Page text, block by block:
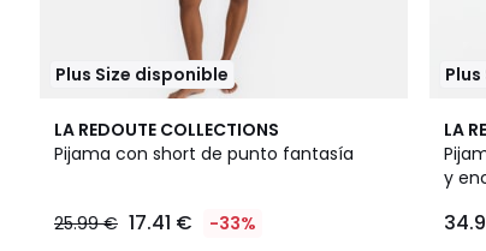
Plus Size disponible
LA REDOUTE COLLECTIONS
Pijama con short de punto fantasía
25.99 € 17.41 € -33%
3,7
/ 5
LA
y